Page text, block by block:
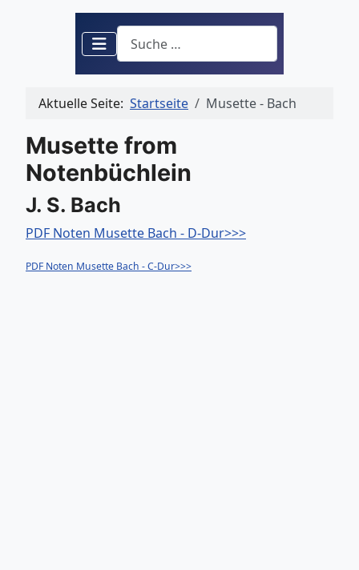
Suchen
Aktuelle Seite: Startseite Musette - Bach
Musette from
Notenbüchlein
J. S. Bach
PDF Noten Musette Bach - D-Dur>>>
PDF Noten Musette Bach - C-Dur>>>